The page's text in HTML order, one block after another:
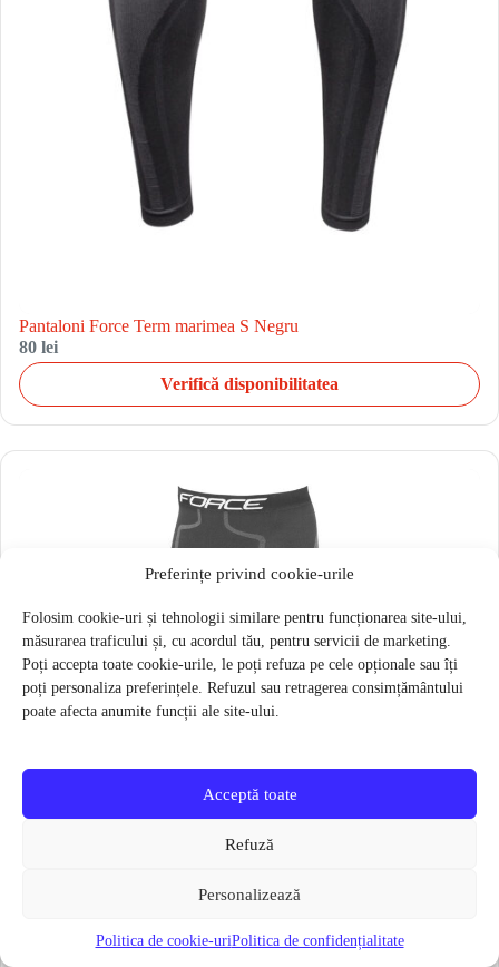
Preferințe privind cookie-urile
Folosim cookie-uri și tehnologii similare pentru funcționarea site-ului,
măsurarea traficului și, cu acordul tău, pentru servicii de marketing.
Poți accepta toate cookie-urile, le poți refuza pe cele opționale sau îți
poți personaliza preferințele. Refuzul sau retragerea consimțământului
poate afecta anumite funcții ale site-ului.
Acceptă toate
Refuză
Personalizează
Politica de cookie-uriPolitica de confidențialitate
Pantaloni Force Term marimea S Negru
80 lei
Verifică disponibilitatea
Pantaloni functionali Force Frost marime L-XL Negru